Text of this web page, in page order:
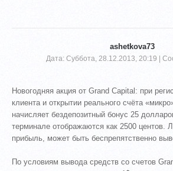
ashetkova73
Дата: Суббота, 28.12.2013, 20:19 |
Новогодняя акция от Grand Capital: при
клиента и открытии реального счёта
начисляет бездепозитный бонус 25
терминале отображаются как 2500 центов.
прибыль, может быть беспрепятственно
По условиям вывода средств со счетов